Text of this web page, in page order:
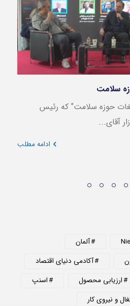
سلامت
حوزه سلامت" که رئیس
آقای...
ادامه مطلب
آلمان
آکادمی دنیای اقتصاد
ارزیابی محصول
اسنپ
و نیروی کار